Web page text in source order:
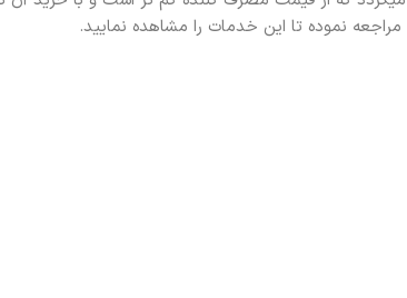
نموده تا این خدمات را مشاهده نمایید.